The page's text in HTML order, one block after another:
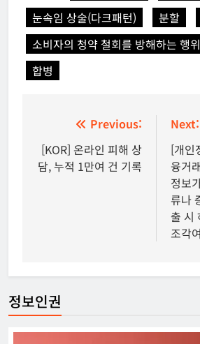
눈속임 상술(다크패턴) 분할
소비자의 청약 철회를 방해하는 행위
합병
탐
색
Previous:
[KOR] 온라인 피해 상
담, 누적 1만여 건 기록
Next:
[개인
융거
정보
류나
출 시
조각
정보인권